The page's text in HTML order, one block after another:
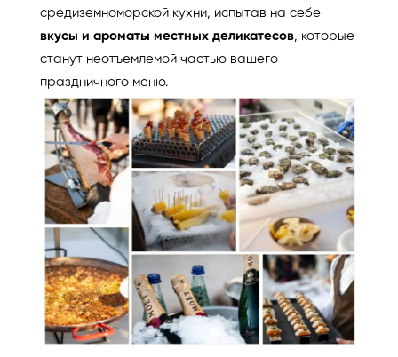
средиземноморской кухни, испытав на себе
вкусы и ароматы местных деликатесов, которые
станут неотъемлемой частью вашего
праздничного меню.